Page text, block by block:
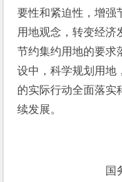
要性和紧迫性，增强
用地观念，转变经济
节约集约用地的要求
设中，科学规划用地
的实际行动全面落实
续发展。
国务